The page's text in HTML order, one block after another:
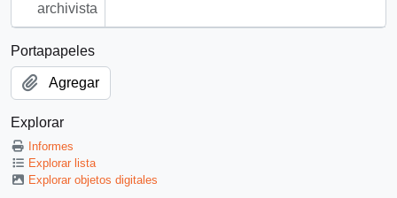
archivista
Portapapeles
Agregar
Explorar
Informes
Explorar lista
Explorar objetos digitales